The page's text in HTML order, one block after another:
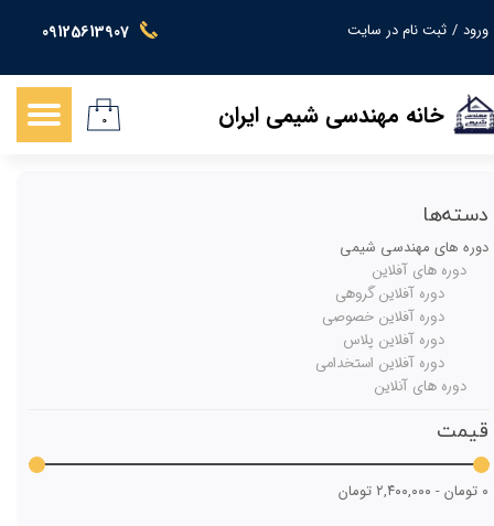
09125613907 ورود / ثبت نام در سایت
تغییر گذر واژه
خروج از حساب کاربری
خانه مهندسی شیمی ایران ۰
دسته‌ها
دوره های مهندسی شیمی
دوره های آفلاین
دوره آفلاین گروهی
دوره آفلاین خصوصی
دوره آفلاین پلاس
دوره آفلاین استخدامی
دوره های آنلاین
قیمت
۰ تومان - ۲,۴۰۰,۰۰۰ تومان